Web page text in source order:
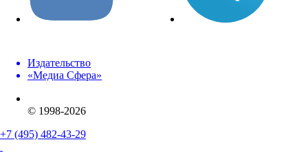
Издательство
«Медиа Сфера»
© 1998-2026
+7 (495) 482-43-29